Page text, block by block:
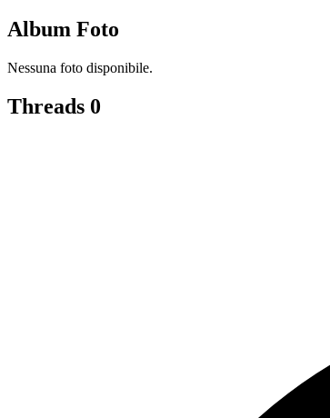
Album Foto
Nessuna foto disponibile.
Threads 0